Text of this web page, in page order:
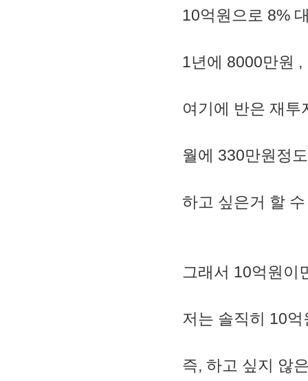
3. 캔들 패턴(3)
--------차트 패턴--------
3. 삼각수렴 패턴 종류
4. 쌍바닥 패턴
7. 하모닉 패턴
10. 엘리어트 파동
-------기술적 지표-------
4. RSI - 상대강도지수
5. FIBO - 피보나치되돌림
8. CCI - 채널지수
11. DMI - 방향운동지수
12. ADX - 평균방향지수
10억원으로 8%
1년에 8000만원
여기에 반은 재
월에 330만원정
하고 싶은거 할
그래서 10억원이
저는 솔직히 10
즉, 하고 싶지 않